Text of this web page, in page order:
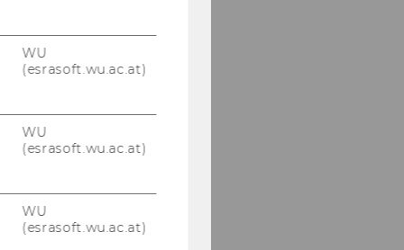
Advanced Transfer
02.05.2022 KSW
Informationsabend -
Staringer
25.04.2022 Wolfgang
WU
(esrasoft.wu.ac.at)
WU
(esrasoft.wu.ac.at)
WU
(esrasoft.wu.ac.at)